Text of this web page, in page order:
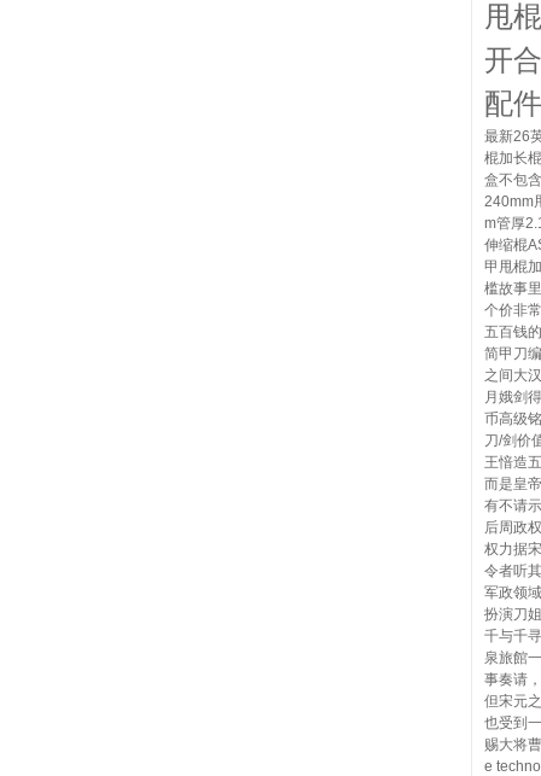
甩棍
开
配
最新26
棍加长
盒不包
240mm
m管厚
伸缩棍
甲甩棍
槛故事
个价非
五百钱
简甲刀
之间大
月娥剑
币高级
刀/剑价
王愔造
而是皇
有不请
后周政
权力据
令者听
军政领
扮演刀
千与千
泉旅館
事奏请
但宋元
也受到
赐大将
e